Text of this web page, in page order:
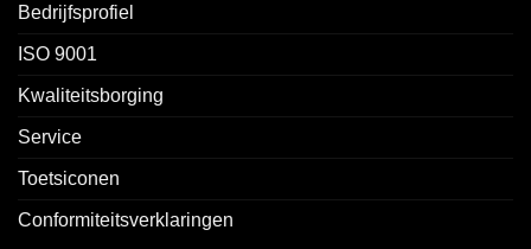
Bedrijfsprofiel
ISO 9001
Kwaliteitsborging
Service
Toetsiconen
Conformiteitsverklaringen